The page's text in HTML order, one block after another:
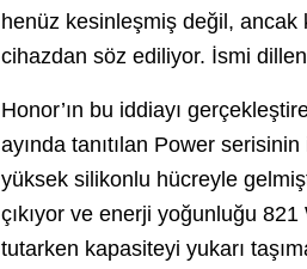
henüz kesinleşmiş değil, ancak
cihazdan söz ediliyor. İsmi
Honor’ın bu iddiayı
ayında tanıtılan Power
yüksek silikonlu hücreyle
çıkıyor ve enerji yoğunluğu
tutarken kapasiteyi yukarı